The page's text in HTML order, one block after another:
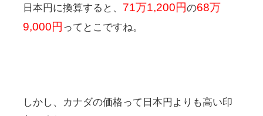
日本円に換算すると、 71万1,200円の68万
9,000円 ってとこですね。
しかし、カナダの価格って日本円よりも高い印